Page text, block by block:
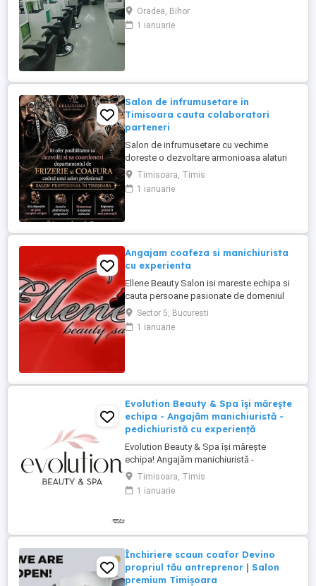
banca Transilvania și asigurări ) într-o
zonă foarte circulata zona Rogerius
spațiul pote fi folosit și pentru manichiură,
Oradea, Bihor
1 ianuarie
Salon de infrumusetare in
Timisoara cauta colaboratori
parteneri
Salon de infrumusetare cu vechime
doreste o dezvoltare armonioasa alaturi
de parteneri profesionali si pasionati de
domeniul frumusetii!
Timisoara, Timis
1 ianuarie
Angajam coafeza si manichiurista
cu experienta
Ellene Beauty Salon isi mareste echipa si
cauta persoane pasionate de domeniul
beauty pentru posturile de coafeza si
manichiurista. Oferim contract individual
de munca. Program 6 ore pe zi sau o zi cu
Sector 5, Bucuresti
1 ianuarie
Evolution Beauty & Spa își mărește
echipa - Angajăm manichiuristă -
pedichiuristă cu experiență
Evolution Beauty & Spa își mărește
echipa! Angajăm manichiuristă -
pedichiuristă cu experiență Căutăm o
persoană serioasă, atentă la detalii, cu
experiență în manichiură pedichiură
de clienți formată - program stabil ...
Timisoara, Timis
1 ianuarie
Închiriere scaun coafor Devino
propriul tău antreprenor | Salon
premium Timișoara